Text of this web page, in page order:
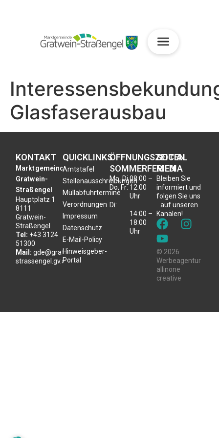
Glasfaserausbau
KONTAKT
Marktgemeinde
Gratwein-
Straßengel
Hauptplatz 1
8111
Gratwein-
Straßengel
Tel: +43 3124
51300
Mail: gde@gratwein-
strassengel.gv.at
QUICKLINKS
Amtstafel
Stellenausschreibungen
Müllabfuhrtermine
Verordnungen
Impressum
Datenschutz
E-Mail-Policy
Hinweisgeber-
Portal
ÖFFNUNGSZEITEN
SOMMERFERIEN
Mo, Di,
Do, Fr:
Di:
08:00 –
12:00
Uhr
14:00 –
18:00
Uhr
SOCIAL
MEDIA
Bleiben Sie
informiert und
folgen Sie uns
auf unseren
Kanälen!
© 2026
Werbeagentur
allinone
creative